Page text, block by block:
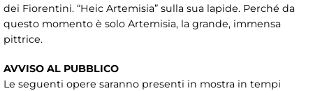
dei Fiorentini. “Heic Artemisia” sulla sua lapide. Perché da
questo momento è solo Artemisia, la grande, immensa
pittrice.
AVVISO AL PUBBLICO
Le seguenti opere saranno presenti in mostra in tempi